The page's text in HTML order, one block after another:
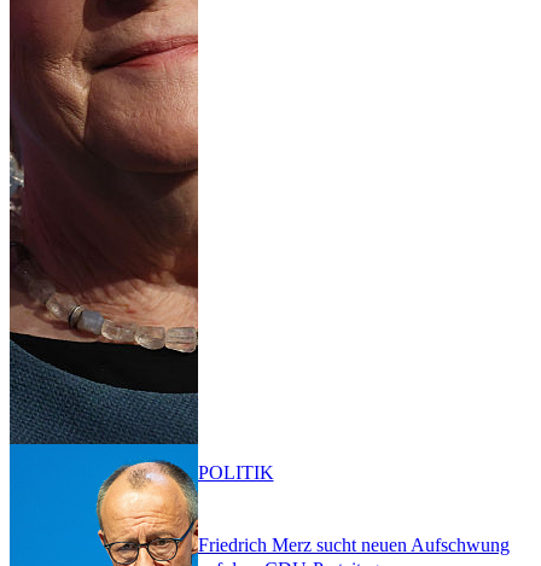
Friedrich Merz sucht neuen Aufschwung
POLITIK